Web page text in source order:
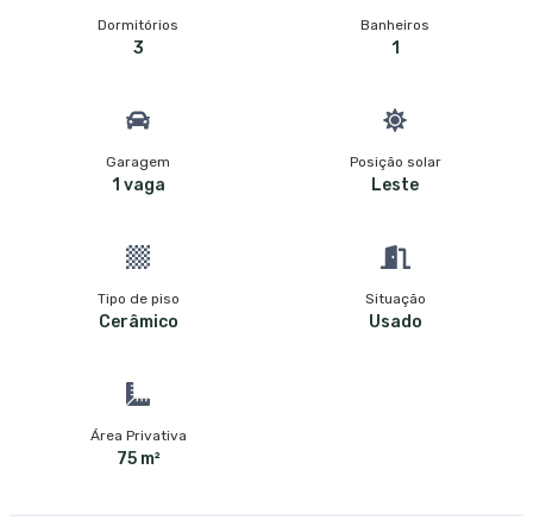
Dormitórios
3
Banheiros
1
Garagem
1 vaga
Posição solar
Leste
Tipo de piso
Cerâmico
Situação
Usado
Área Privativa
75 m²